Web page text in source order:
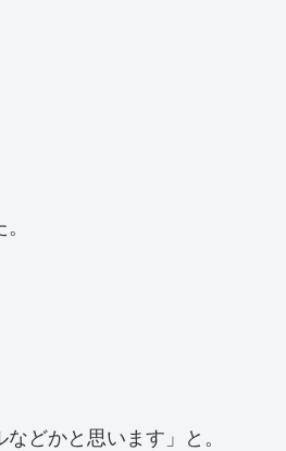
どかと思います」と。